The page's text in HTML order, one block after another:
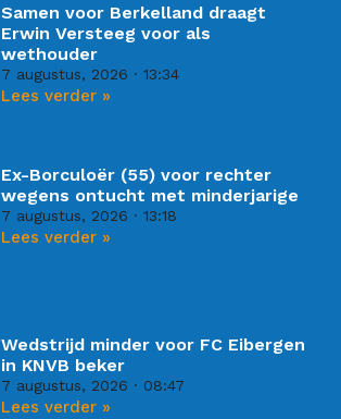
Samen voor Berkelland draagt
Erwin Versteeg voor als
wethouder
7 augustus, 2026 13:34
Lees verder »
Ex-Borculoër (55) voor rechter
wegens ontucht met minderjarige
7 augustus, 2026 13:18
Lees verder »
Wedstrijd minder voor FC Eibergen
in KNVB beker
7 augustus, 2026 08:47
Lees verder »